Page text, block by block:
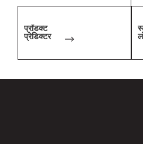
प्रॉडक्ट
प्रेडिक्टर